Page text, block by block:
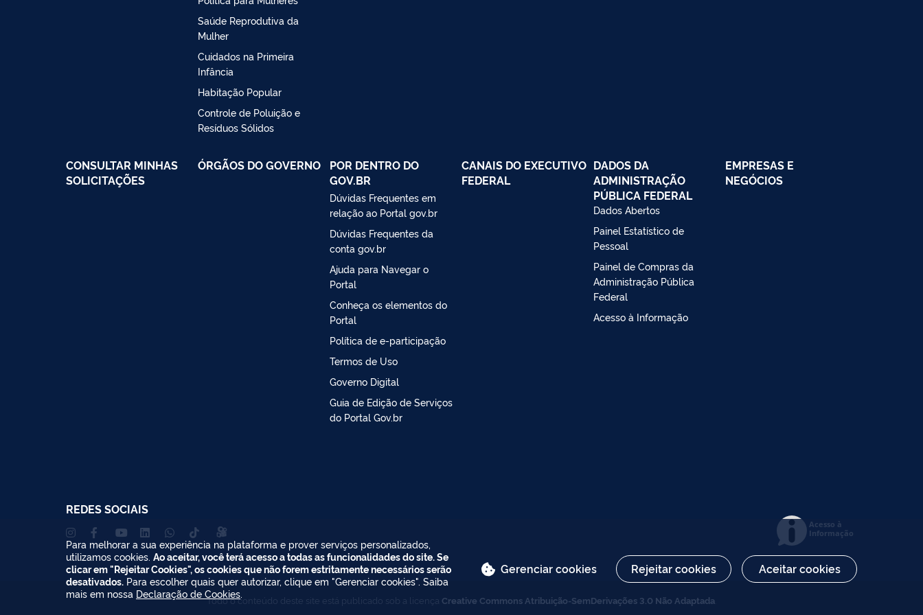
Saúde Reprodutiva da
Mulher
Cuidados na Primeira
Infância
Habitação Popular
Controle de Poluição e
Resíduos Sólidos
CONSULTAR MINHAS
SOLICITAÇÕES
ÓRGÃOS DO GOVERNO
POR DENTRO DO
GOV.BR
Dúvidas Frequentes em
relação ao Portal gov.br
Dúvidas Frequentes da
conta gov.br
Ajuda para Navegar o
Portal
Conheça os elementos do
Portal
Política de e-participação
Termos de Uso
Governo Digital
Guia de Edição de Serviços
do Portal Gov.br
CANAIS DO EXECUTIVO
FEDERAL
DADOS DA
ADMINISTRAÇÃO
PÚBLICA FEDERAL
Dados Abertos
Painel Estatístico de
Pessoal
Painel de Compras da
Administração Pública
Federal
Acesso à Informação
EMPRESAS E
NEGÓCIOS
REDES SOCIAIS
Acesso à
Informação
Todo o conteúdo deste site está publicado sob a licença Creative Commons Atribuição-SemDerivações 3.0 Não Adaptada
Para melhorar a sua experiência na plataforma e prover serviços personalizados,
utilizamos cookies. Ao aceitar, você terá acesso a todas as funcionalidades do site. Se
clicar em "Rejeitar Cookies", os cookies que não forem estritamente necessários serão
desativados. Para escolher quais quer autorizar, clique em "Gerenciar cookies". Saiba
mais em nossa Declaração de Cookies.
Gerenciar cookies Rejeitar cookies Aceitar cookies